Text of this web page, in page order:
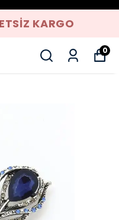
KARGO
0